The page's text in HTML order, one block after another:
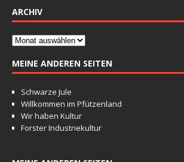
ARCHIV
MEINE ANDEREN SEITEN
Schwarze Jule
Willkommen im Pfützenland
Wir haben Kultur
Forster Industriekultur